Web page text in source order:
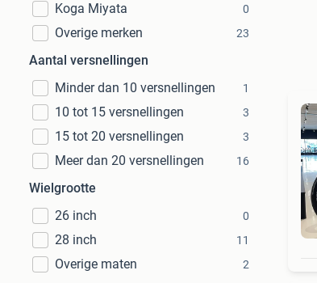
Koga Miyata 0
Overige merken 23
Aantal versnellingen
Minder dan 10 versnellingen
1
10 tot 15 versnellingen 3
15 tot 20 versnellingen 3
Meer dan 20 versnellingen 16
Wielgrootte
26 inch
0
28 inch 11
Overige maten 2